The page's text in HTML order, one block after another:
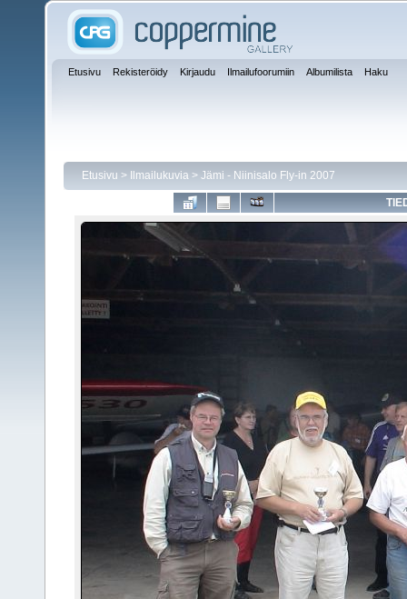
Etusivu Rekisteröidy Kirjaudu Ilmailufoorumiin Albumilista Haku
Etusivu > Ilmailukuvia > Jämi - Niinisalo Fly-in 2007